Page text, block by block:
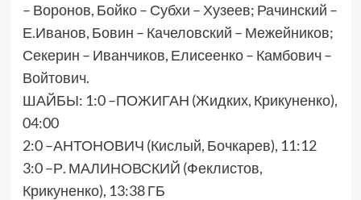
– Воронов, Бойко – Субхи – Хузеев; Рачинский –
Е.Иванов, Бовин – Качеловский – Межейников;
Секерин – Иванчиков, Елисеенко – Камбович –
Войтович.
ШАЙБЫ: 1:0 –ПОЖИГАН (Жидких, Крикуненко),
04:00
2:0 –АНТОНОВИЧ (Кислый, Бочкарев), 11:12
3:0 –Р. МАЛИНОВСКИЙ (Феклистов,
Крикуненко), 13:38 ГБ